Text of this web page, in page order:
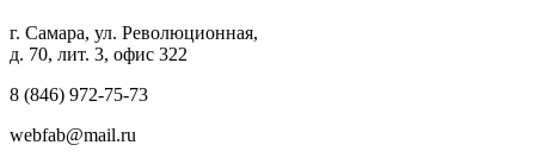
г. Самара, ул. Революционная,
д. 70, лит. 3, офис 322
8 (846) 972-75-73
webfab@mail.ru